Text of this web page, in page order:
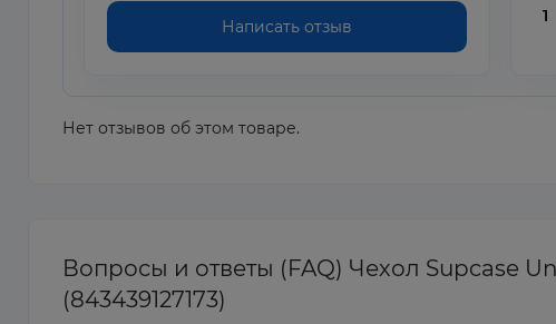
Написать отзыв
1
Нет отзывов об этом товаре.
Вопросы и ответы (FAQ) Чехол Supcase
(843439127173)